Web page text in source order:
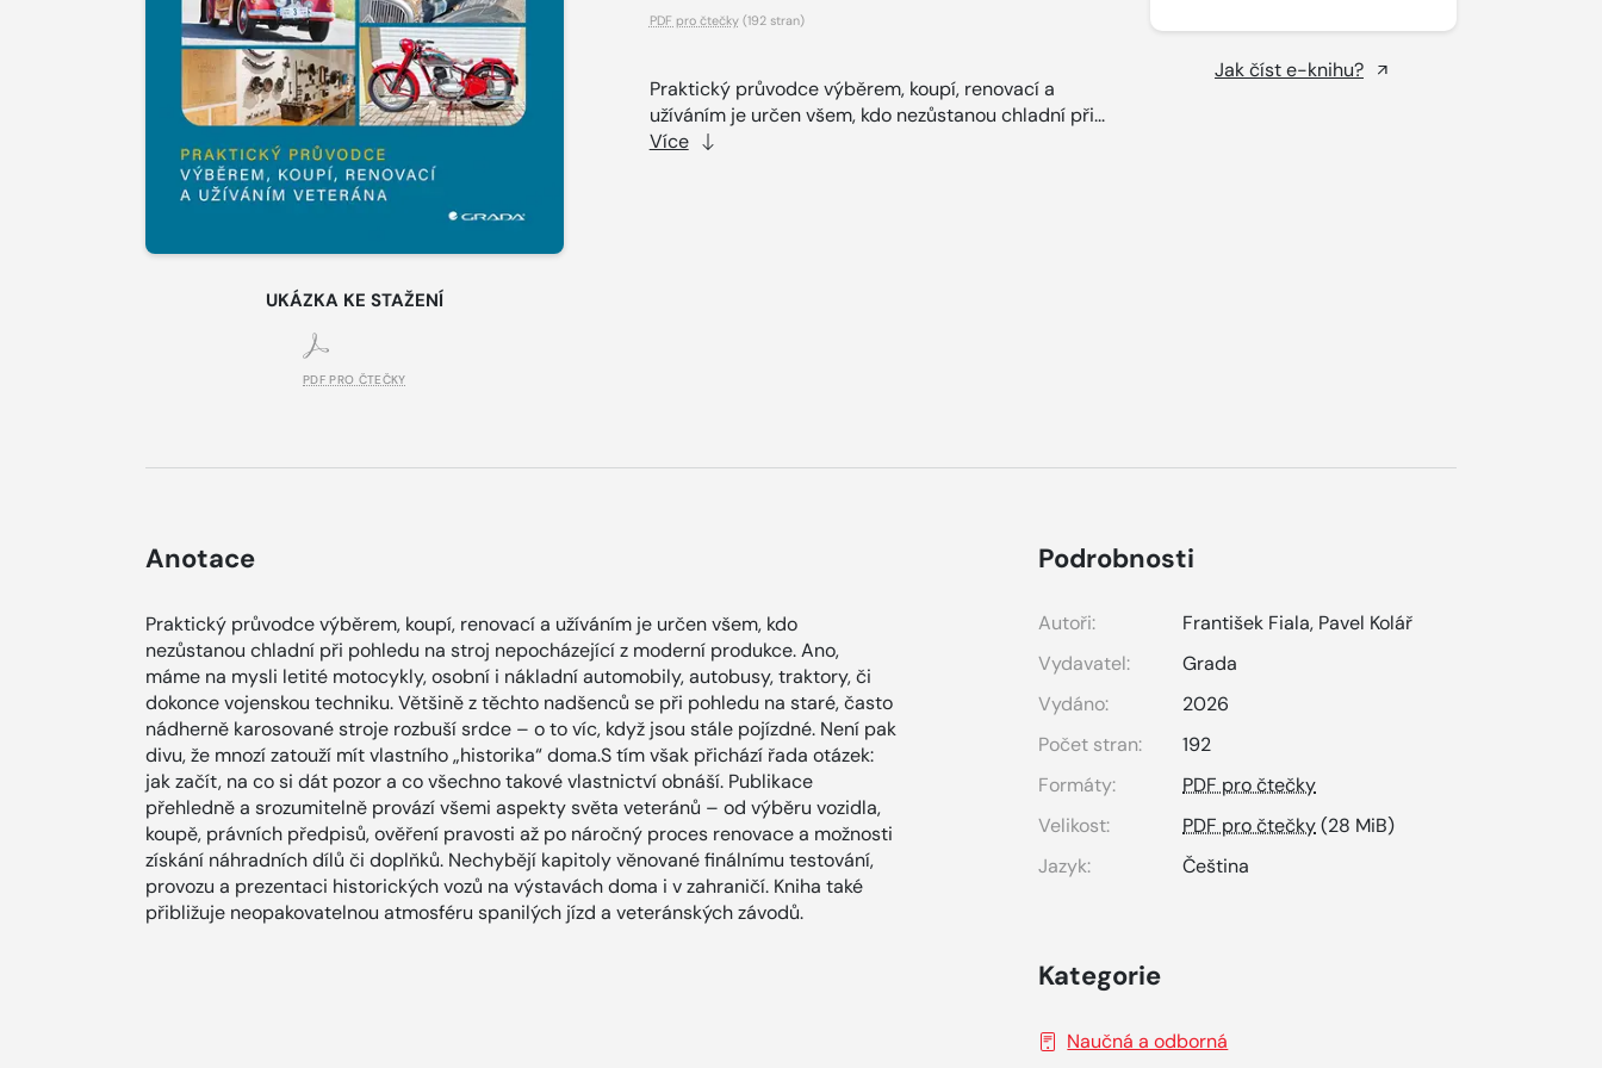
UKÁZKA KE STAŽENÍ
PDF PRO ČTEČKY
PDF pro čtečky(192 stran)
Praktický průvodce výběrem, koupí, renovací a
užíváním je určen všem, kdo nezůstanou chladní při...
Více
Jak číst e-knihu?
Anotace
Praktický průvodce výběrem, koupí, renovací a užíváním je určen všem, kdo
nezůstanou chladní při pohledu na stroj nepocházející z moderní produkce. Ano,
máme na mysli letité motocykly, osobní i nákladní automobily, autobusy, traktory, či
dokonce vojenskou techniku. Většině z těchto nadšenců se při pohledu na staré, často
nádherně karosované stroje rozbuší srdce – o to víc, když jsou stále pojízdné. Není pak
divu, že mnozí zatouží mít vlastního „historika“ doma.S tím však přichází řada otázek:
jak začít, na co si dát pozor a co všechno takové vlastnictví obnáší. Publikace
přehledně a srozumitelně provází všemi aspekty světa veteránů – od výběru vozidla,
koupě, právních předpisů, ověření pravosti až po náročný proces renovace a možnosti
získání náhradních dílů či doplňků. Nechybějí kapitoly věnované finálnímu testování,
provozu a prezentaci historických vozů na výstavách doma i v zahraničí. Kniha také
přibližuje neopakovatelnou atmosféru spanilých jízd a veteránských závodů.
Podrobnosti
Autoři: František Fiala, Pavel Kolář
Vydavatel:
Grada
Vydáno:
2026
Počet stran:
192
Formáty:
PDF pro čtečky
Velikost:
PDF pro čtečky(28 MiB)
Jazyk:
Čeština
Kategorie
Naučná a odborná